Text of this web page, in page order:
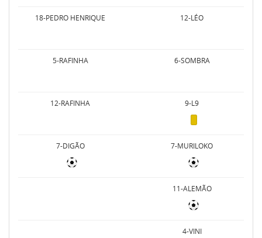
18-PEDRO HENRIQUE 12-LÉO
5-RAFINHA 6-SOMBRA
12-RAFINHA 9-L9
7-DIGÃO 7-MURILOKO
11-ALEMÃO
4-VINI